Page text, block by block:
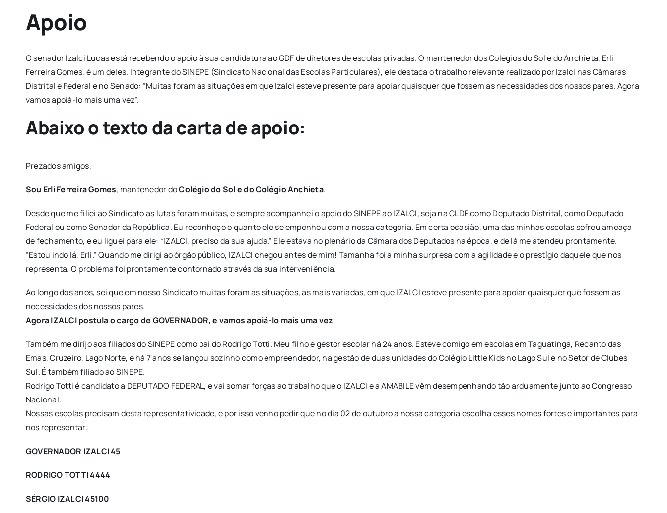
Apoio
O senador Izalci Lucas está recebendo o apoio à sua candidatura ao GDF de diretores de escolas privadas. O mantenedor dos Colégios do Sol e do Anchieta, Erli
Ferreira Gomes, é um deles. Integrante do SINEPE (Sindicato Nacional das Escolas Particulares), ele destaca o trabalho relevante realizado por Izalci nas Câmaras
Distrital e Federal e no Senado: “Muitas foram as situações em que Izalci esteve presente para apoiar quaisquer que fossem as necessidades dos nossos pares. Agora
vamos apoiá-lo mais uma vez”.
Abaixo o texto da carta de apoio:
Prezados amigos,
Sou Erli Ferreira Gomes, mantenedor doColégio do Sol e do Colégio Anchieta.
Desde que me filiei ao Sindicato as lutas foram muitas, e sempre acompanhei o apoio do SINEPE ao IZALCI, seja na CLDF como Deputado Distrital, como Deputado
Federal ou como Senador da República. Eu reconheço o quanto ele se empenhou com a nossa categoria. Em certa ocasião, uma das minhas escolas sofreu ameaça
de fechamento, e eu liguei para ele: “IZALCI, preciso da sua ajuda.” Ele estava no plenário da Câmara dos Deputados na época, e de lá me atendeu prontamente.
“Estou indo lá, Erli.” Quando me dirigi ao órgão público, IZALCI chegou antes de mim! Tamanha foi a minha surpresa com a agilidade e o prestígio daquele que nos
representa. O problema foi prontamente contornado através da sua interveniência.
Ao longo dos anos, sei que em nosso Sindicato muitas foram as situações, as mais variadas, em que IZALCI esteve presente para apoiar quaisquer que fossem as
necessidades dos nossos pares.
Agora IZALCI postula o cargo de GOVERNADOR, e vamos apoiá-lo mais uma vez.
Também me dirijo aos filiados do SINEPE como pai do Rodrigo Totti. Meu filho é gestor escolar há 24 anos. Esteve comigo em escolas em Taguatinga, Recanto das
Emas, Cruzeiro, Lago Norte, e há 7 anos se lançou sozinho como empreendedor, na gestão de duas unidades do Colégio Little Kids no Lago Sul e no Setor de Clubes
Sul. É também filiado ao SINEPE.
Rodrigo Totti é candidato a DEPUTADO FEDERAL, e vai somar forças ao trabalho que o IZALCI e a AMABILE vêm desempenhando tão arduamente junto ao Congresso
Nacional.
Nossas escolas precisam desta representatividade, e por isso venho pedir que no dia 02 de outubro a nossa categoria escolha esses nomes fortes e importantes para
nos representar:
GOVERNADOR IZALCI 45
RODRIGO TOTTI 4444
SÉRGIO IZALCI 45100